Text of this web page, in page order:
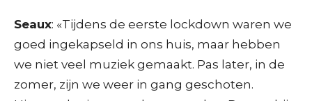
Seaux: «Tijdens de eerste lockdown waren we
goed ingekapseld in ons huis, maar hebben
we niet veel muziek gemaakt. Pas later, in de
zomer, zijn we weer in gang geschoten.